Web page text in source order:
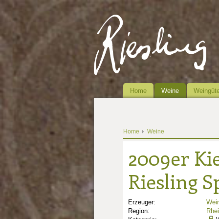
Home Weine
Home Weine
2009er
Riesling
Erzeuger:
Region: